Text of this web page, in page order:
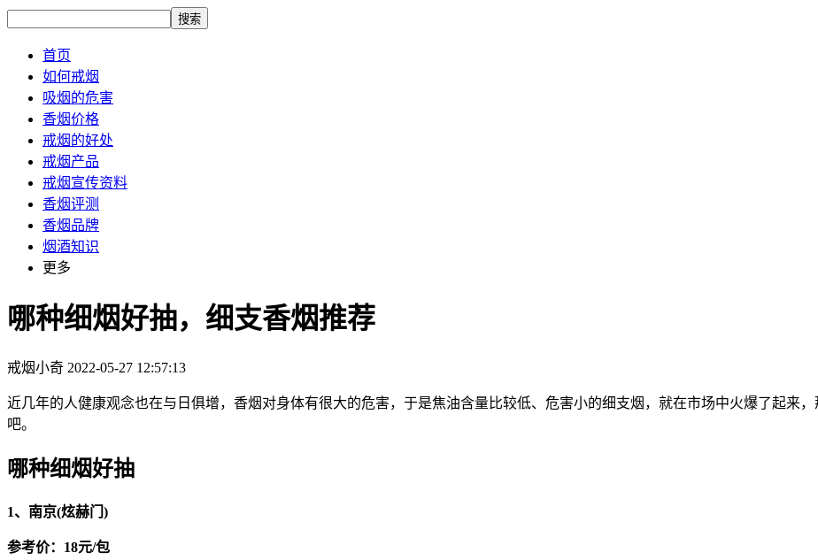
搜索
首页
如何戒烟
吸烟的危害
香烟价格
戒烟的好处
戒烟产品
戒烟宣传资料
香烟评测
香烟品牌
烟酒知识
更多
哪种细烟好抽，细支香烟推荐
戒烟小奇 2022-05-27 12:57:13
近几年的人健康观念也在与日俱增，香烟对身体有很大的危害，于是焦油含量比较低、危害小的细支烟，就在市场中火爆了起来
吧。
哪种细烟好抽
1、南京(炫赫门)
参考价：18元/包